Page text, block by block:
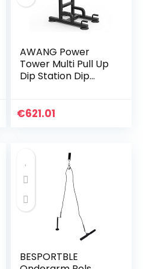
AWANG Power
Tower Multi Pull Up
Dip Station Dip
Bar Workout Dip
€621.01
BESPORTBLE